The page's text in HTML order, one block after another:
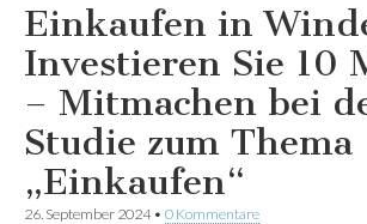
Einkaufen in
Investieren Sie 10
– Mitmachen bei
Studie zum Thema
„Einkaufen“
26. September 2024• 0 Kommentare